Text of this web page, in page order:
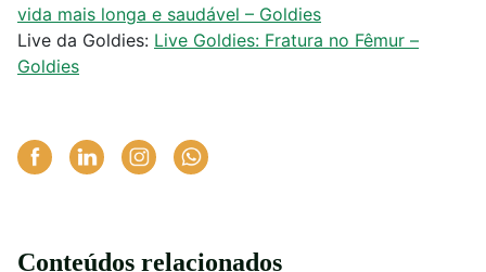
vida mais longa e saudável – Goldies
Live da Goldies: Live Goldies: Fratura no Fêmur –
Goldies
Conteúdos relacionados